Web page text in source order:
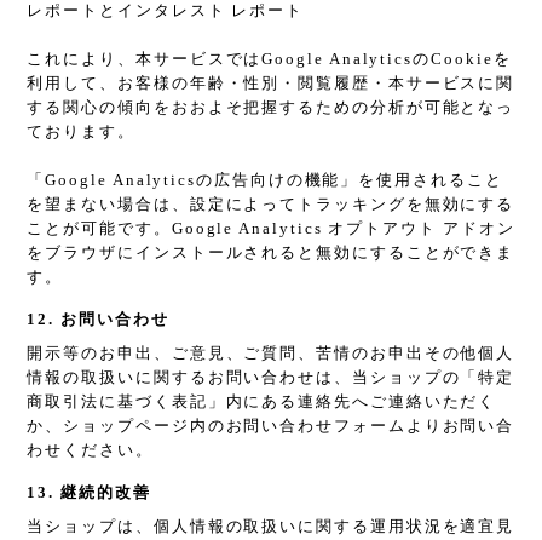
レポートとインタレスト レポート
これにより、本サービスではGoogle AnalyticsのCookieを
利用して、お客様の年齢・性別・閲覧履歴・本サービスに関
する関心の傾向をおおよそ把握するための分析が可能となっ
ております。
「Google Analyticsの広告向けの機能」を使用されること
を望まない場合は、設定によってトラッキングを無効にする
ことが可能です。Google Analytics オプトアウト アドオン
をブラウザにインストールされると無効にすることができま
す。
12. お問い合わせ
開示等のお申出、ご意見、ご質問、苦情のお申出その他個人
情報の取扱いに関するお問い合わせは、当ショップの「特定
商取引法に基づく表記」内にある連絡先へご連絡いただく
か、ショップページ内のお問い合わせフォームよりお問い合
わせください。
13. 継続的改善
当ショップは、個人情報の取扱いに関する運用状況を適宜見